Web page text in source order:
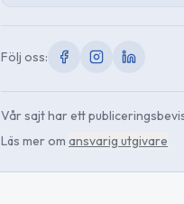
Följ oss:
Vår sajt har ett
Läs mer om ansvarig utgivare